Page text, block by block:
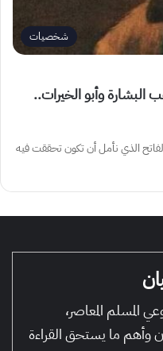
شخصيات
البشارة وأبو الخيرات..
الذي نأمل أن تكون تحققت فيه
المسلم المعاصر،
وأهم ما يستحق القراءة